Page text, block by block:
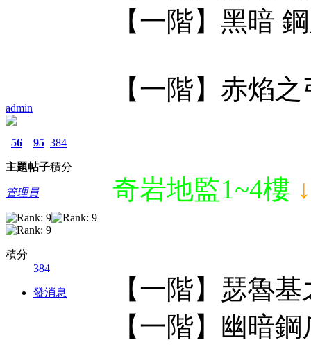
admin
56
主題
95
帖子
384
積分
管理員
積分
384
發消息
【一階】黑暗
【一階】赤焰之
奇岩地監1~4樓
【一階】瑟魯
【一階】幽暗鋼